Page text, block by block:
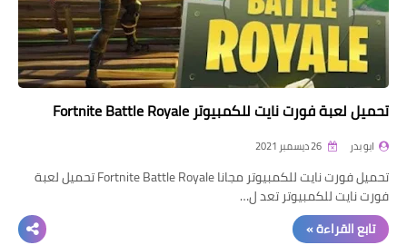
تحميل لعبة فورت نايت للكمبيوتر Fortnite Battle Royale
ابو بدر
تحميل فورت نايت للكمبيوتر مجانا Fortnite Battle Royale تحميل لعبة
فورت نايت للكمبيوتر تعد ل…
تابع القراءة »